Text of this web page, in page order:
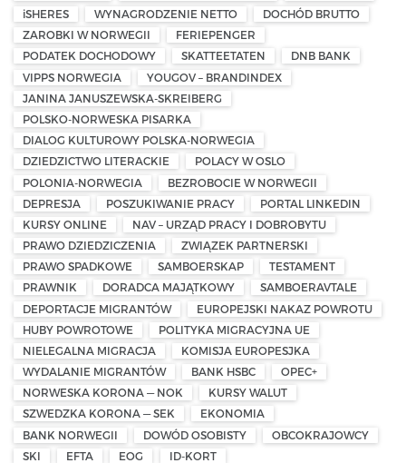
iSHERES
WYNAGRODZENIE NETTO
DOCHÓD BRUTTO
ZAROBKI W NORWEGII
FERIEPENGER
PODATEK DOCHODOWY
SKATTEETATEN
DNB BANK
VIPPS NORWEGIA
YOUGOV – BRANDINDEX
JANINA JANUSZEWSKA-SKREIBERG
POLSKO-NORWESKA PISARKA
DIALOG KULTUROWY POLSKA-NORWEGIA
DZIEDZICTWO LITERACKIE
POLACY W OSLO
POLONIA-NORWEGIA
BEZROBOCIE W NORWEGII
DEPRESJA
POSZUKIWANIE PRACY
PORTAL LINKEDIN
KURSY ONLINE
NAV – URZĄD PRACY I DOBROBYTU
PRAWO DZIEDZICZENIA
ZWIĄZEK PARTNERSKI
PRAWO SPADKOWE
SAMBOERSKAP
TESTAMENT
PRAWNIK
DORADCA MAJĄTKOWY
SAMBOERAVTALE
DEPORTACJE MIGRANTÓW
EUROPEJSKI NAKAZ POWROTU
HUBY POWROTOWE
POLITYKA MIGRACYJNA UE
NIELEGALNA MIGRACJA
KOMISJA EUROPESJKA
WYDALANIE MIGRANTÓW
BANK HSBC
OPEC+
NORWESKA KORONA — NOK
KURSY WALUT
SZWEDZKA KORONA — SEK
EKONOMIA
BANK NORWEGII
DOWÓD OSOBISTY
OBCOKRAJOWCY
SKI
EFTA EOG
ID-KORT